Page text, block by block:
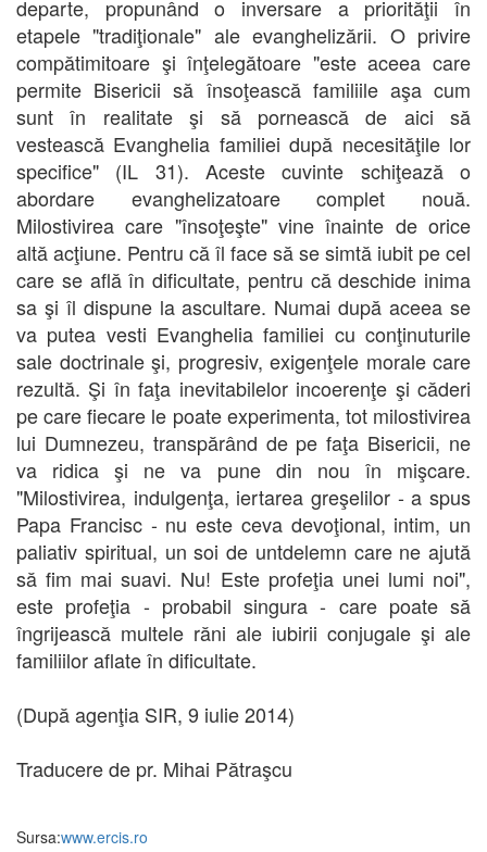
departe, propunând o inversare a priorităţii în
etapele "tradiţionale" ale evanghelizării. O privire
compătimitoare şi înţelegătoare "este aceea care
permite Bisericii să însoţească familiile aşa cum
sunt în realitate şi să pornească de aici să
vestească Evanghelia familiei după necesităţile lor
specifice" (IL 31). Aceste cuvinte schiţează o
abordare evanghelizatoare complet nouă.
Milostivirea care "însoţeşte" vine înainte de orice
altă acţiune. Pentru că îl face să se simtă iubit pe cel
care se află în dificultate, pentru că deschide inima
sa şi îl dispune la ascultare. Numai după aceea se
va putea vesti Evanghelia familiei cu conţinuturile
sale doctrinale şi, progresiv, exigenţele morale care
rezultă. Şi în faţa inevitabilelor incoerenţe şi căderi
pe care fiecare le poate experimenta, tot milostivirea
lui Dumnezeu, transpărând de pe faţa Bisericii, ne
va ridica şi ne va pune din nou în mişcare.
"Milostivirea, indulgenţa, iertarea greşelilor - a spus
Papa Francisc - nu este ceva devoţional, intim, un
paliativ spiritual, un soi de untdelemn care ne ajută
să fim mai suavi. Nu! Este profeţia unei lumi noi",
este profeţia - probabil singura - care poate să
îngrijească multele răni ale iubirii conjugale şi ale
familiilor aflate în dificultate.
(După agenţia SIR, 9 iulie 2014)
Traducere de pr. Mihai Pătraşcu
Sursa:www.ercis.ro